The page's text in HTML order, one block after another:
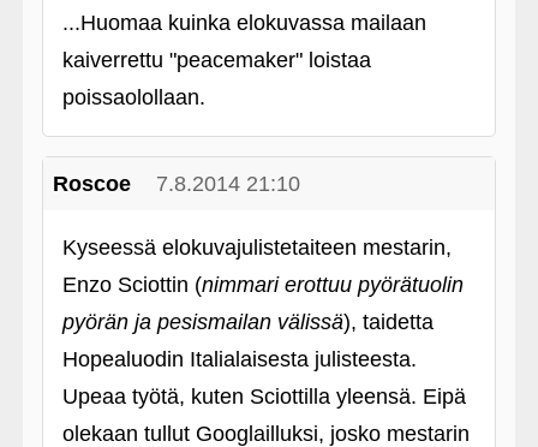
...Huomaa kuinka elokuvassa mailaan
kaiverrettu "peacemaker" loistaa
poissaolollaan.
Roscoe 7.8.2014 21:10
Kyseessä elokuvajulistetaiteen mestarin,
Enzo Sciottin (nimmari erottuu pyörätuolin
pyörän ja pesismailan välissä), taidetta
Hopealuodin Italialaisesta julisteesta.
Upeaa työtä, kuten Sciottilla yleensä. Eipä
olekaan tullut Googlailluksi, josko mestarin